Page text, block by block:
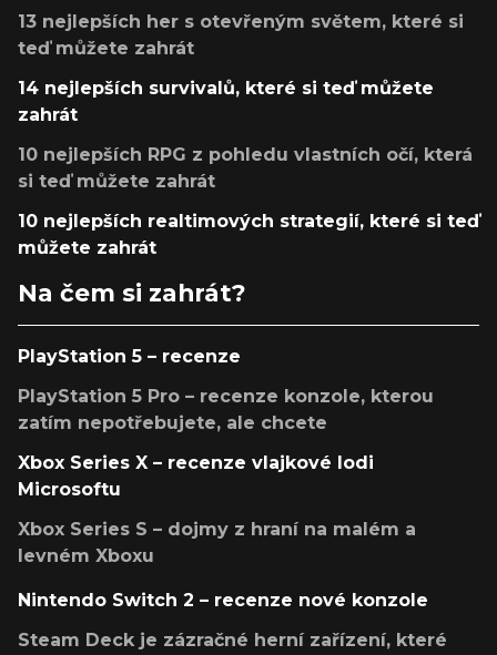
13 nejlepších her s otevřeným světem, které si
teď můžete zahrát
14 nejlepších survivalů, které si teď můžete
zahrát
10 nejlepších RPG z pohledu vlastních očí, která
si teď můžete zahrát
10 nejlepších realtimových strategií, které si teď
můžete zahrát
Na čem si zahrát?
PlayStation 5 – recenze
PlayStation 5 Pro – recenze konzole, kterou
zatím nepotřebujete, ale chcete
Xbox Series X – recenze vlajkové lodi
Microsoftu
Xbox Series S – dojmy z hraní na malém a
levném Xboxu
Nintendo Switch 2 – recenze nové konzole
Steam Deck je zázračné herní zařízení, které